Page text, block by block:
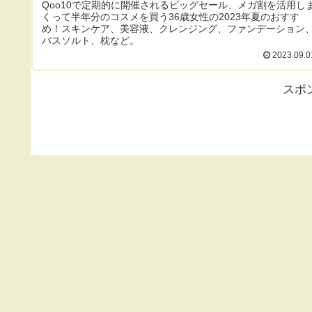
Qoo10で定期的に開催されるビッグセール、メガ割を活用し
くって半年分のコスメを買う36歳女性の2023年夏のおすす
め！スキンケア、美容液、クレンジング、ファンデーション、
バスソルト、枕など。
スポ